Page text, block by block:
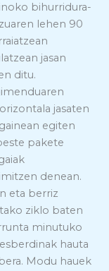
bihurridura-
lehen 90
jasan
ditu.
jasaten
egiten
pakete
denean.
eta berriz
ziklo baten
minutuko
hauta
Modu hauek